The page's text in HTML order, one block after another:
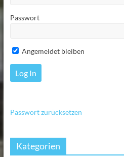
Passwort
Angemeldet bleiben
Passwort zurücksetzen
Kategorien